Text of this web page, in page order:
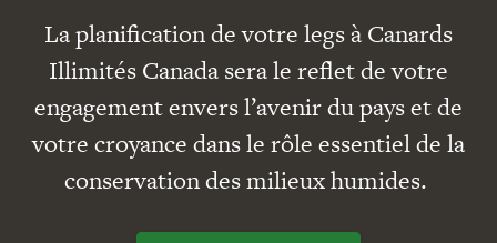
La planification de votre legs à Canards
Illimités Canada sera le reflet de votre
engagement envers l’avenir du pays et de
votre croyance dans le rôle essentiel de la
conservation des milieux humides.